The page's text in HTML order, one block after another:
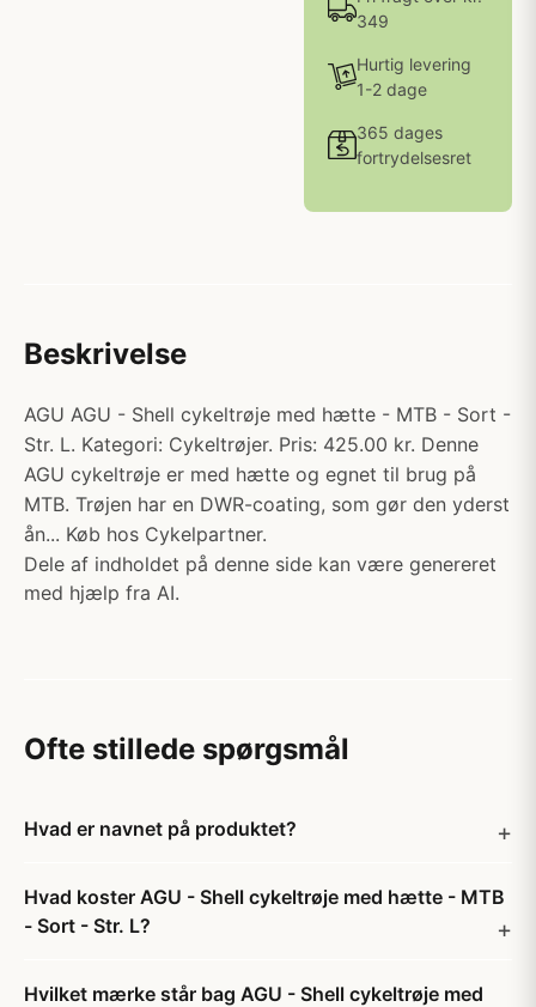
349
Hurtig levering
1-2 dage
365 dages
fortrydelsesret
Beskrivelse
AGU AGU - Shell cykeltrøje med hætte - MTB - Sort -
Str. L. Kategori: Cykeltrøjer. Pris: 425.00 kr. Denne
AGU cykeltrøje er med hætte og egnet til brug på
MTB. Trøjen har en DWR-coating, som gør den yderst
ån... Køb hos Cykelpartner.
Dele af indholdet på denne side kan være genereret
med hjælp fra AI.
Ofte stillede spørgsmål
Hvad er navnet på produktet?
Hvad koster AGU - Shell cykeltrøje med hætte - MTB
- Sort - Str. L?
Hvilket mærke står bag AGU - Shell cykeltrøje med